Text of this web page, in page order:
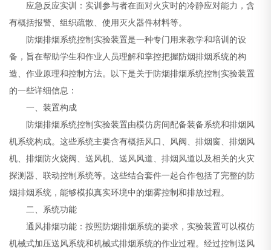
应急反应实训：实训参与者在面对火灾时的冷静应对能力，含
有概括报警、组织疏散、使用灭火器件材料等。
防烟排烟系统控制实验装置是一种专门用来教学和培训的设
备，旨在帮助学生和作业人员理解和掌控把握防烟排烟系统的构
造、作业原理和控制方法。以下是关于防烟排烟系统控制实验装置
的一些详细信息：
一、装置构成
防烟排烟系统控制实验装置由模仿房间配备装备系统和排烟风
机系统构成。这些系统主要含有概括风口、风阀、排烟窗、排烟风
机、排烟防火烧阀、送风机、送风风道、排烟风道以及相关的火灾
探测器、联动控制系统等。这些结合套件一起合作包括了完整的防
烟排烟系统，能够模拟真实环境中的烟雾控制和排放过程。
二、系统功能
通风排烟功能：按照防烟排烟系统的要求，实验装置可以模仿
机械式加压送风系统和机械式排烟系统的作业过程。经过控制送风